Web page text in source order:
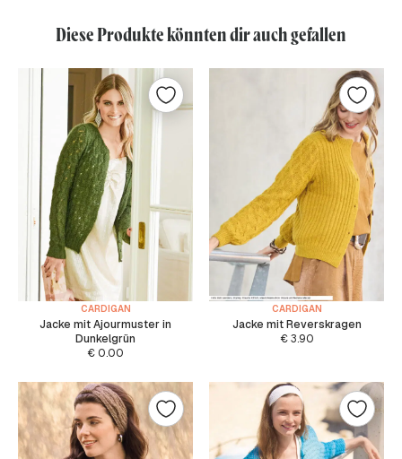
Diese Produkte könnten dir auch gefallen
CARDIGAN
Jacke mit Ajourmuster in
Dunkelgrün
€ 0.00
CARDIGAN
Jacke mit Reverskragen
€3.90